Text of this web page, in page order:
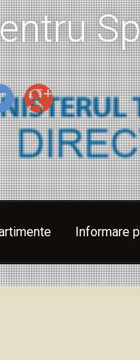
Informare